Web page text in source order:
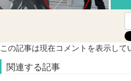
この記事は現在コメントを表示して
関連する記事